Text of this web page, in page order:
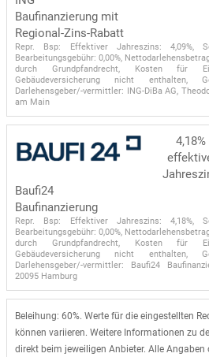
Baufinanzierung mit
Regional-Zins-Rabatt
Repr. Bsp: Effektiver Jahreszins: 4,09%,
Bearbeitungsgebühr: 0,00%,
durch Grundpfandrecht, Kosten für
Gebäudeversicherung nicht enthalten,
Darlehensgeber/-vermittler: ING-DiBa AG,
am Main
4,18%
Baufi24
Baufinanzierung
Repr. Bsp: Effektiver Jahreszins: 4,18%,
Bearbeitungsgebühr: 0,00%,
durch Grundpfandrecht, Kosten für
Gebäudeversicherung nicht enthalten,
Darlehensgeber/-vermittler: Baufi24
20095 Hamburg
Beleihung: 60%. Werte für die eingestellten
können variieren. Weitere Informationen zu
direkt beim jeweiligen Anbieter. Alle Angaben